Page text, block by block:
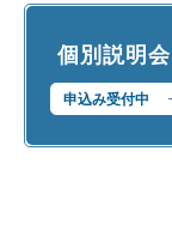
個別説明会
申込み受付中